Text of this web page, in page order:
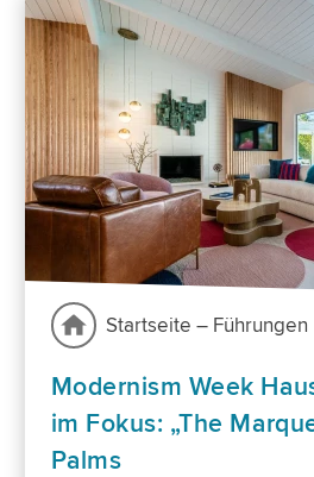
Startseite – Führungen
Modernism Week
im Fokus: „The
Palms